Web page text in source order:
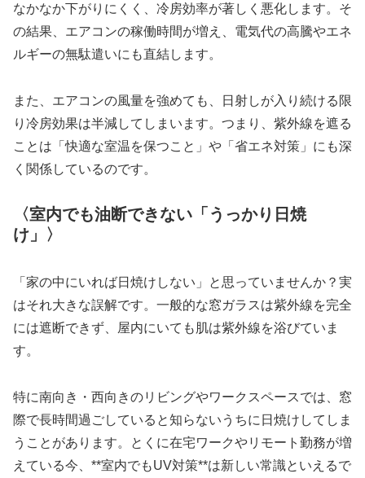
なかなか下がりにくく、冷房効率が著しく悪化します。そ
の結果、エアコンの稼働時間が増え、電気代の高騰やエネ
ルギーの無駄遣いにも直結します。
また、エアコンの風量を強めても、日射しが入り続ける限
り冷房効果は半減してしまいます。つまり、紫外線を遮る
ことは「快適な室温を保つこと」や「省エネ対策」にも深
く関係しているのです。
〈室内でも油断できない「うっかり日焼
け」〉
「家の中にいれば日焼けしない」と思っていませんか？実
はそれ大きな誤解です。一般的な窓ガラスは紫外線を完全
には遮断できず、屋内にいても肌は紫外線を浴びていま
す。
特に南向き・西向きのリビングやワークスペースでは、窓
際で長時間過ごしていると知らないうちに日焼けしてしま
うことがあります。とくに在宅ワークやリモート勤務が増
えている今、**室内でもUV対策**は新しい常識といえるで